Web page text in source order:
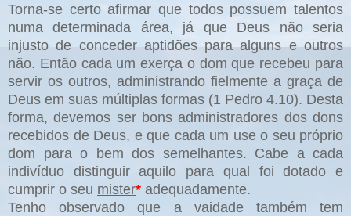
Torna-se certo afirmar que todos possuem talentos
numa determinada área, já que Deus não seria
injusto de conceder aptidões para alguns e outros
não. Então cada um exerça o dom que recebeu para
servir os outros, administrando fielmente a graça de
Deus em suas múltiplas formas (1 Pedro 4.10). Desta
forma, devemos ser bons administradores dos dons
recebidos de Deus, e que cada um use o seu próprio
dom para o bem dos semelhantes. Cabe a cada
indivíduo distinguir aquilo para qual foi dotado e
cumprir o seu mister* adequadamente.
Tenho observado que a vaidade também tem